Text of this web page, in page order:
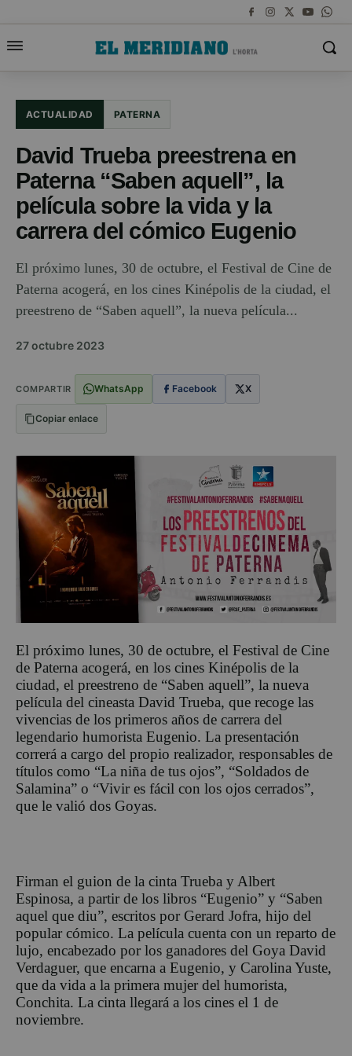
ACTUALIDAD PATERNA
David Trueba preestrena en
Paterna “Saben aquell”, la
película sobre la vida y la
carrera del cómico Eugenio
El próximo lunes, 30 de octubre, el Festival de Cine de
Paterna acogerá, en los cines Kinépolis de la ciudad, el
preestreno de “Saben aquell”, la nueva película...
27 octubre 2023
COMPARTIR WhatsApp Facebook X
Copiar enlace
El próximo lunes, 30 de octubre, el Festival de Cine
de Paterna acogerá, en los cines Kinépolis de la
ciudad, el preestreno de “Saben aquell”, la nueva
película del cineasta David Trueba, que recoge las
vivencias de los primeros años de carrera del
legendario humorista Eugenio. La presentación
correrá a cargo del propio realizador, responsables de
títulos como “La niña de tus ojos”, “Soldados de
Salamina” o “Vivir es fácil con los ojos cerrados”,
que le valió dos Goyas.
Firman el guion de la cinta Trueba y Albert
Espinosa, a partir de los libros “Eugenio” y “Saben
aquel que diu”, escritos por Gerard Jofra, hijo del
popular cómico. La película cuenta con un reparto de
lujo, encabezado por los ganadores del Goya David
Verdaguer, que encarna a Eugenio, y Carolina Yuste,
que da vida a la primera mujer del humorista,
Conchita. La cinta llegará a los cines el 1 de
noviembre.